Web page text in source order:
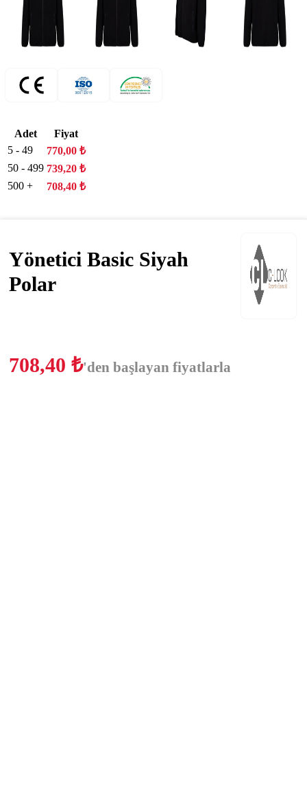
Adet
Fiyat
5 - 49
770,00 ₺
50 - 499 739,20 ₺
500 +
708,40 ₺
Yönetici Basic Siyah
Polar
708,40 ₺'den başlayan fiyatlarla